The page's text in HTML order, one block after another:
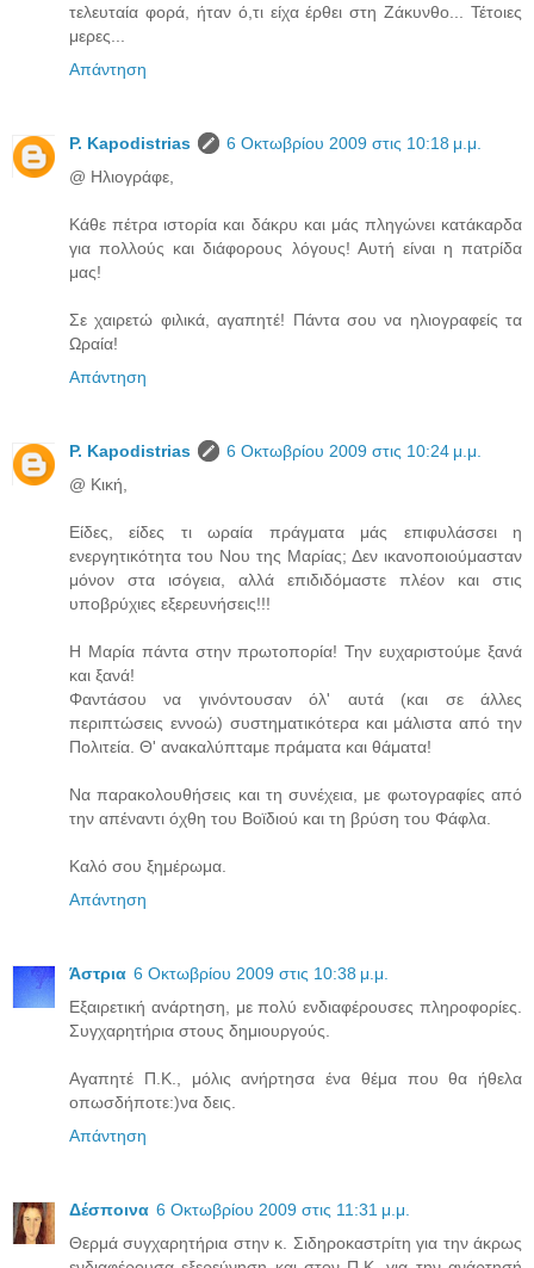
τελευταία φορά, ήταν ό,τι είχα έρθει στη Ζάκυνθο... Τέτοιες
μερες...
Απάντηση
P. Kapodistrias
6 Οκτωβρίου 2009 στις 10:18 μ.μ.
@ Ηλιογράφε,
Κάθε πέτρα ιστορία και δάκρυ και μάς πληγώνει κατάκαρδα
για πολλούς και διάφορους λόγους! Αυτή είναι η πατρίδα
μας!
Σε χαιρετώ φιλικά, αγαπητέ! Πάντα σου να ηλιογραφείς τα
Ωραία!
Απάντηση
P. Kapodistrias
6 Οκτωβρίου 2009 στις 10:24 μ.μ.
@ Κική,
Είδες, είδες τι ωραία πράγματα μάς επιφυλάσσει η
ενεργητικότητα του Νου της Μαρίας; Δεν ικανοποιούμασταν
μόνον στα ισόγεια, αλλά επιδιδόμαστε πλέον και στις
υποβρύχιες εξερευνήσεις!!!
Η Μαρία πάντα στην πρωτοπορία! Την ευχαριστούμε ξανά
και ξανά!
Φαντάσου να γινόντουσαν όλ' αυτά (και σε άλλες
περιπτώσεις εννοώ) συστηματικότερα και μάλιστα από την
Πολιτεία. Θ' ανακαλύπταμε πράματα και θάματα!
Να παρακολουθήσεις και τη συνέχεια, με φωτογραφίες από
την απέναντι όχθη του Βοϊδιού και τη βρύση του Φάφλα.
Καλό σου ξημέρωμα.
Απάντηση
Άστρια 6 Οκτωβρίου 2009 στις 10:38 μ.μ.
Εξαιρετική ανάρτηση, με πολύ ενδιαφέρουσες πληροφορίες.
Συγχαρητήρια στους δημιουργούς.
Αγαπητέ Π.Κ., μόλις ανήρτησα ένα θέμα που θα ήθελα
οπωσδήποτε:)να δεις.
Απάντηση
Δέσποινα 6 Οκτωβρίου 2009 στις 11:31 μ.μ.
Θερμά συγχαρητήρια στην κ. Σιδηροκαστρίτη για την άκρως